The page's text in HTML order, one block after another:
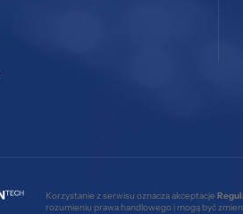
Korzystanie z serwisu oznacza akceptacje
rozumieniu prawa handlowego i mogą być